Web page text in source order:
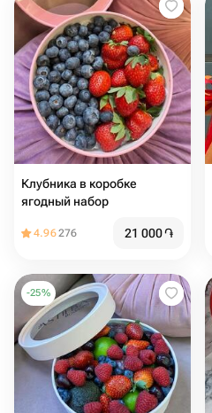
Клубника в коробке
ягодный набор
4.96276 21 000֏
-25%